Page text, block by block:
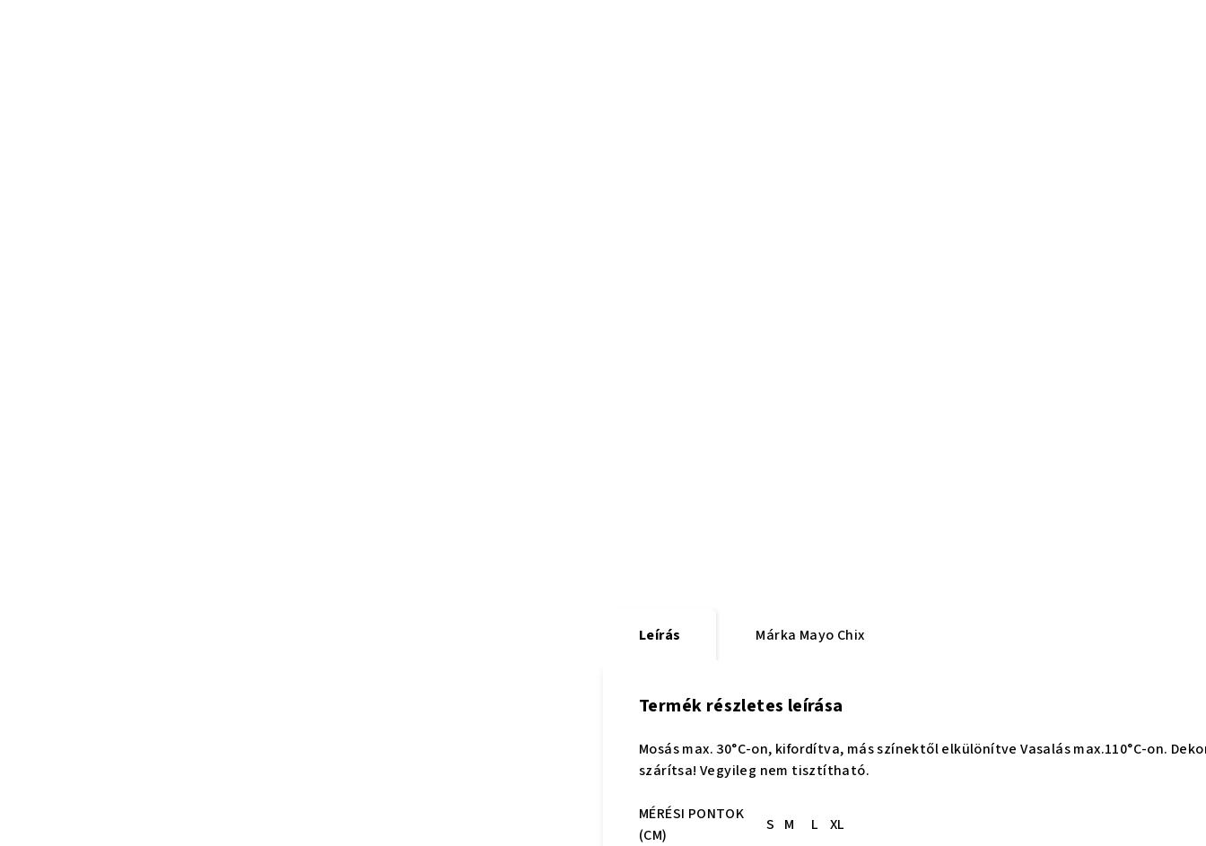
Leírás Márka Mayo Chix
Termék részletes leírása
Mosás max. 30°C-on, kifordítva, más színektől elkülönítve Vasalás max.110°C-on.
szárítsa! Vegyileg nem tisztítható.
MÉRÉSI PONTOK
(CM)
S M L XL